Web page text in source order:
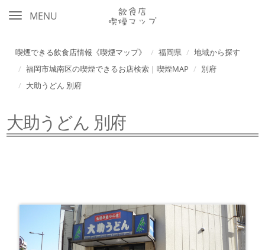
MENU
喫煙できる飲食店情報《喫煙マップ》 福岡県
地域から探す
福岡市城南区の喫煙できるお店検索｜喫煙MAP
別府
大助うどん 別府
大助うどん 別府